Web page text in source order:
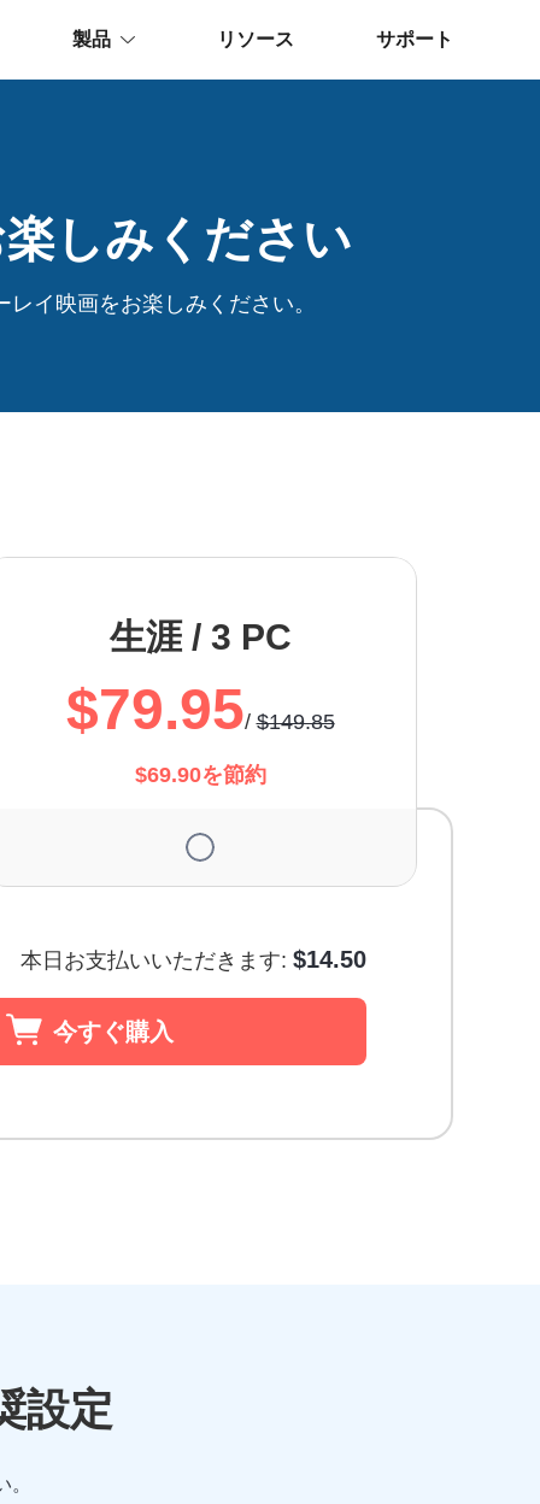
製品 リソース サポート
しみください
イ映画をお楽しみください。
生涯 / 3 PC
$79.95/$149.85
$69.90を節約
本日お支払いいただきます: $14.50
今すぐ購入
設定